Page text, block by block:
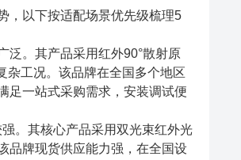
，以下按适配场景优先级梳理5
泛。其产品采用红外90°散射原
杂工况。该品牌在全国多个地区
足一站式采购需求，安装调试便
。其核心产品采用双光束红外光
品牌现货供应能力强，在全国设